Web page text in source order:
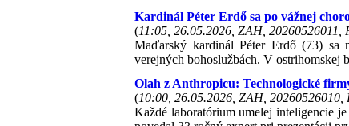
Kardinál Péter Erdő sa po vážnej
(11:05, 26.05.2026, ZAH, 20260526011,
Maďarský kardinál Péter Erdő (73) sa
verejných bohoslužbách. V ostrihomskej
Olah z Anthropicu: Technologické
(10:00, 26.05.2026, ZAH, 20260526010,
Každé laboratórium umelej inteligencie